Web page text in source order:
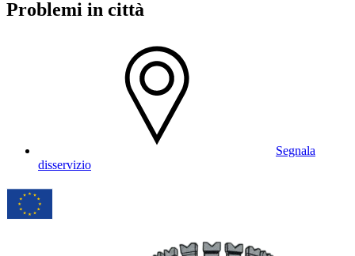
Problemi in città
Segnala
disservizio